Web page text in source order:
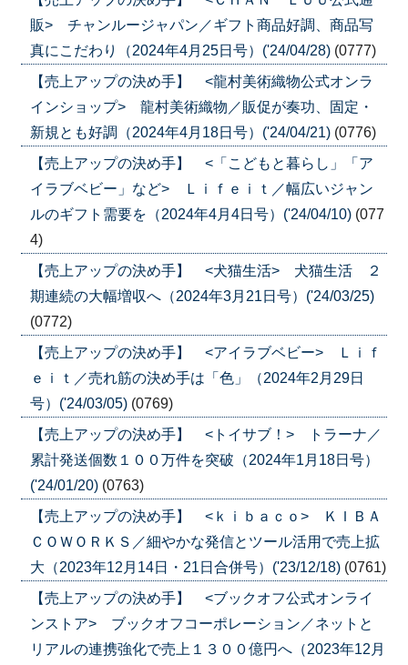
販> チャンルージャパン／ギフト商品好調、商品写
真にこだわり（2024年4月25日号）('24/04/28) (0777)
【売上アップの決め手】 <龍村美術織物公式オンラ
インショップ> 龍村美術織物／販促が奏功、固定・
新規とも好調（2024年4月18日号）('24/04/21) (0776)
【売上アップの決め手】 <「こどもと暮らし」「ア
イラブベビー」など> Ｌｉｆｅｉｔ／幅広いジャン
ルのギフト需要を（2024年4月4日号）('24/04/10) (077
4)
【売上アップの決め手】 <犬猫生活> 犬猫生活 ２
期連続の大幅増収へ（2024年3月21日号）('24/03/25)
(0772)
【売上アップの決め手】 <アイラブベビー> Ｌｉｆ
ｅｉｔ／売れ筋の決め手は「色」（2024年2月29日
号）('24/03/05) (0769)
【売上アップの決め手】 <トイサブ！> トラーナ／
累計発送個数１００万件を突破（2024年1月18日号）
('24/01/20) (0763)
【売上アップの決め手】 <ｋｉｂａｃｏ> ＫＩＢＡ
ＣＯＷＯＲＫＳ／細やかな発信とツール活用で売上拡
大（2023年12月14日・21日合併号）('23/12/18) (0761)
【売上アップの決め手】 <ブックオフ公式オンライ
ンストア> ブックオフコーポレーション／ネットと
リアルの連携強化で売上１３００億円へ（2023年12月